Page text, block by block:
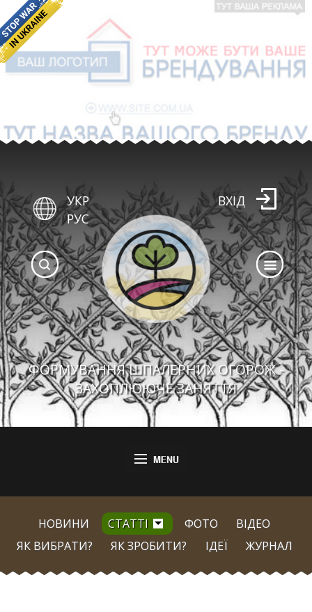
ФОРМУВАННЯ ШПАЛЕРНИХ ОГОРОЖ -
ЗАХОПЛЮЮЧЕ ЗАНЯТТЯ
УКР
РУС
ВХІД
НОВИНИ СТАТТІ ФОТО
ВІДЕО
ЯК ВИБРАТИ?
ЯК ЗРОБИТИ? ІДЕЇ ЖУРНАЛ